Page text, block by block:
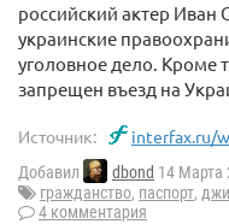
российский актер Иван
украинские
уголовное дело. Кроме
запрещен въезд на
Источник: interfax.ru/
Добавил dbond 14 Марта
гражданство, паспорт,
4 комментария